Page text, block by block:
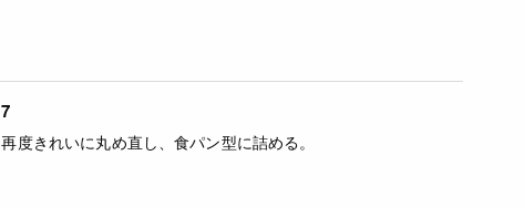
7
再度きれいに丸め直し、食パン型に詰める。